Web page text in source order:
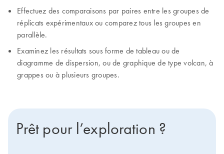
Effectuez des comparaisons par paires entre les groupes de
réplicats expérimentaux ou comparez tous les groupes en
parallèle.
Examinez les résultats sous forme de tableau ou de
diagramme de dispersion, ou de graphique de type volcan, à
grappes ou à plusieurs groupes.
Prêt pour l’exploration ?